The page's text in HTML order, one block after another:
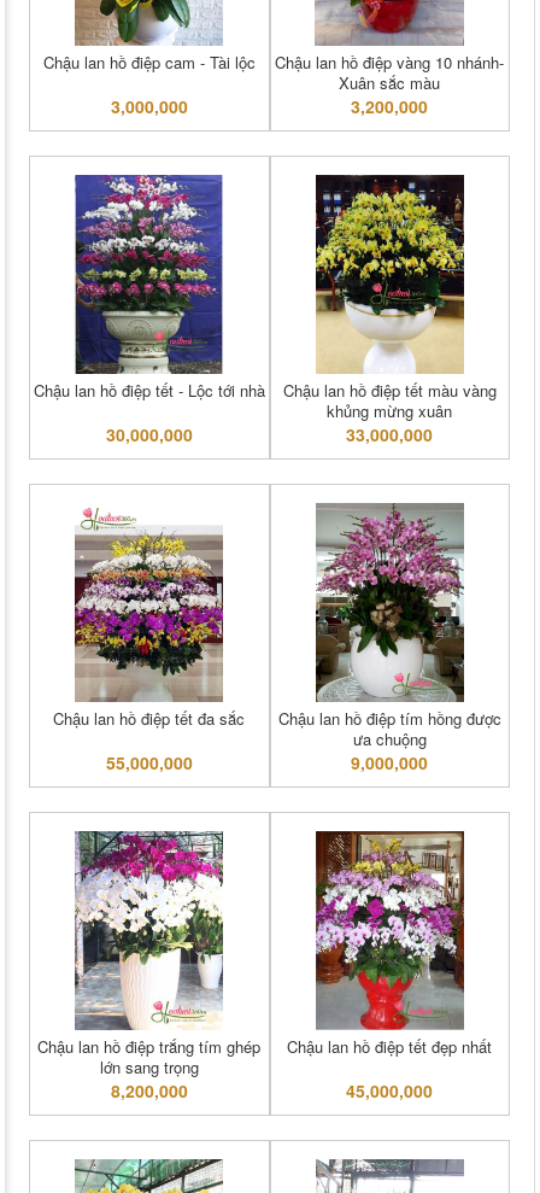
Chậu lan hồ điệp cam - Tài lộc
3,000,000
Chậu lan hồ điệp vàng 10 nhánh-
Xuân sắc màu
3,200,000
Chậu lan hồ điệp tết - Lộc tới nhà
30,000,000
Chậu lan hồ điệp tết màu vàng
khủng mừng xuân
33,000,000
Chậu lan hồ điệp tết đa sắc
55,000,000
Chậu lan hồ điệp tím hồng được
ưa chuộng
9,000,000
Chậu lan hồ điệp trắng tím ghép
lớn sang trọng
8,200,000
Chậu lan hồ điệp tết đẹp nhất
45,000,000